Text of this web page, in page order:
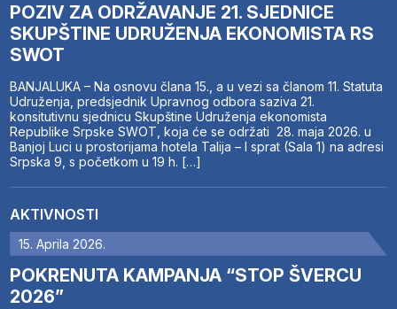
POZIV ZA ODRŽAVANJE 21. SJEDNICE
SKUPŠTINE UDRUŽENJA EKONOMISTA RS
SWOT
BANJALUKA – Na osnovu člana 15., a u vezi sa članom 11. Statuta
Udruženja, predsjednik Upravnog odbora saziva 21.
konsitutivnu sjednicu Skupštine Udruženja ekonomista
Republike Srpske SWOT, koja će se održati 28. maja 2026. u
Banjoj Luci u prostorijama hotela Talija – I sprat (Sala 1) na adresi
Srpska 9, s početkom u 19 h. […]
AKTIVNOSTI
15. Aprila 2026.
POKRENUTA KAMPANJA “STOP ŠVERCU
2026”